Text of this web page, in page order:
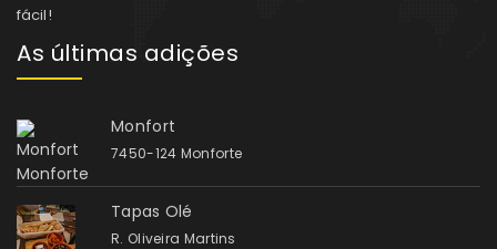
fácil!
As últimas adições
Monfort
7450-124 Monforte
Tapas Olé
R. Oliveira Martins